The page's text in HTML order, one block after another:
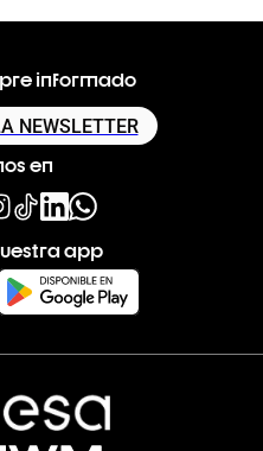
informado
NEWSLETTER
en
app